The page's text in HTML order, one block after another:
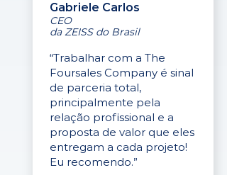
Gabriele Carlos
CEO
da ZEISS do Brasil
“Trabalhar com a The
Foursales Company é sinal
de parceria total,
principalmente pela
relação profissional e a
proposta de valor que eles
entregam a cada projeto!
Eu recomendo.”